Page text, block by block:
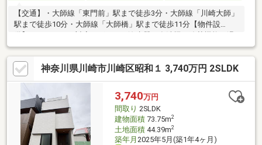
【交通】・大師線「東門前」駅まで徒歩3分・大師線「川崎大師」
駅まで徒歩10分・大師線「大師橋」駅まで徒歩11分【物件設
備】・カードキー対応・グリル・浄水器・食洗機・追焚機能・温
水洗浄便座・24時間換気システム・複層ガラス・モニター付イン
ターホン・床下収納有り【ライフインフォメーション】・ローソ
ン東門前駅前店まで約200m（徒歩3分）・オーケー川崎大師店ま
で約350m（徒歩5分）・東門前公園まで約180m（徒歩3分）・川
崎市立大師小学校まで約380m（徒歩5分）・川崎市立大師中学校
まで約430m（徒歩6分）
神奈川県川崎市川崎区昭和１ 3,740万円 2SLDK
3,740万円
間取り 2SLDK
建物面積73.75m2
土地面積44.39m2
築年月 2025年5月(築1年4ヶ月)